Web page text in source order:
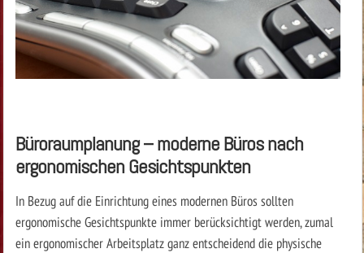
Büroraumplanung – moderne Büros nach
ergonomischen Gesichtspunkten
In Bezug auf die Einrichtung eines modernen Büros sollten
ergonomische Gesichtspunkte immer berücksichtigt werden, zumal
ein ergonomischer Arbeitsplatz ganz entscheidend die physische